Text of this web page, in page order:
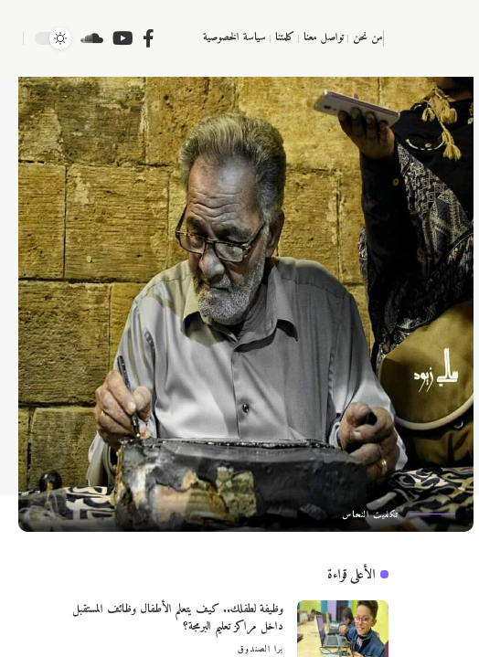
من نحن تواصل معنا كلمتنا سياسة الخصوصية
تكفيت النحاس
الأعلى قراءة
وظيفة لطفلك.. كيف يتعلم الأطفال وظائف المستقبل
داخل مراكز تعليم البرمجة؟
برا الصندوق